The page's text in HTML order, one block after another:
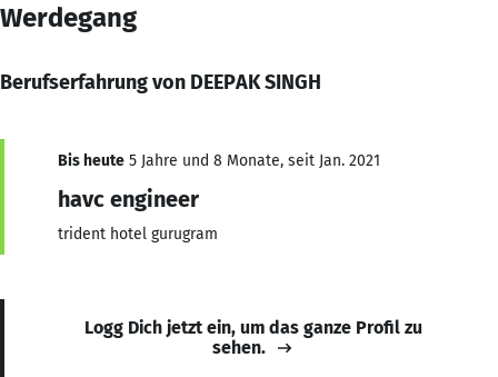
Werdegang
Berufserfahrung von DEEPAK SINGH
Bis heute 5 Jahre und 8 Monate, seit Jan. 2021
havc engineer
trident hotel gurugram
Logg Dich jetzt ein, um das ganze Profil zu
sehen.